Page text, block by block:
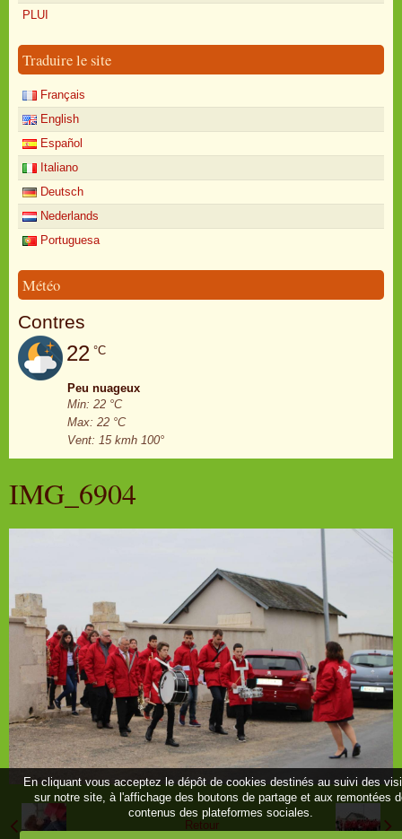
PLUI
Traduire le site
Français
English
Español
Italiano
Deutsch
Nederlands
Portuguesa
Météo
Contres
22 °C
Peu nuageux
Min: 22 °C
Max: 22 °C
Vent: 15 kmh 100°
IMG_6904
Retour
En cliquant vous acceptez le dépôt de cookies destinés au suivi des
sur notre site, à l'affichage des boutons de partage et aux remontées
contenus des plateformes sociales.